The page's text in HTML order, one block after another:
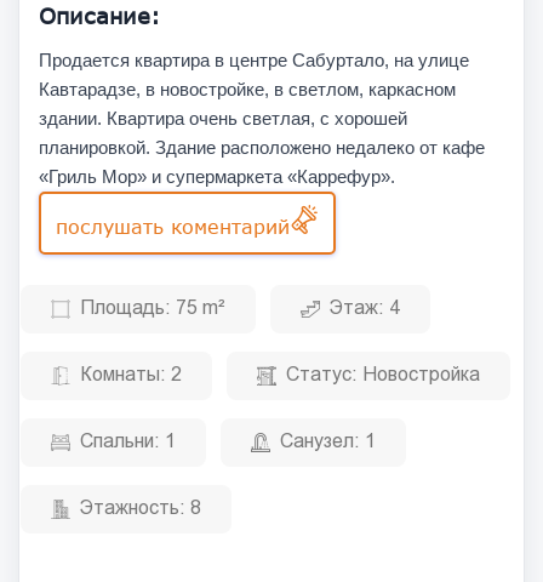
Описание:
Продается квартира в центре Сабуртало, на улице
Кавтарадзе, в новостройке, в светлом, каркасном
здании. Квартира очень светлая, с хорошей
планировкой. Здание расположено недалеко от кафе
«Гриль Мор» и супермаркета «Каррефур».
послушать коментарий
Площадь: 75 m² Этаж: 4
Комнаты: 2 Статус: Новостройка
Спальни: 1 Санузел: 1
Этажность: 8